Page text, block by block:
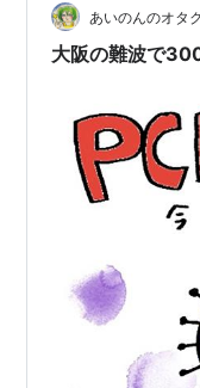
あいのんのオタ
大阪の難波で